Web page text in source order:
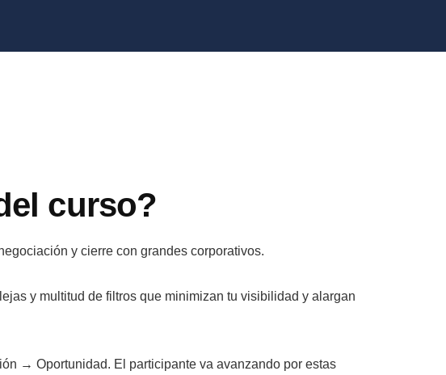
curso?
y cierre con grandes corporativos.
y multitud de filtros que minimizan tu visibilidad y alargan
→ Oportunidad. El participante va avanzando por estas